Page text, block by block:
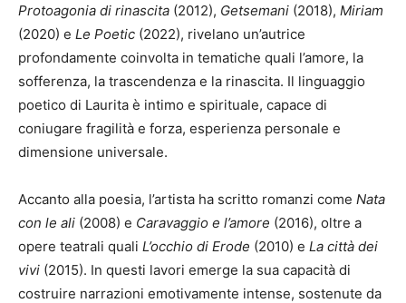
Protoagonia di rinascita (2012), Getsemani (2018), Miriam
(2020) e Le Poetic (2022), rivelano un’autrice
profondamente coinvolta in tematiche quali l’amore, la
sofferenza, la trascendenza e la rinascita. Il linguaggio
poetico di Laurita è intimo e spirituale, capace di
coniugare fragilità e forza, esperienza personale e
dimensione universale.
Accanto alla poesia, l’artista ha scritto romanzi come Nata
con le ali (2008) e Caravaggio e l’amore (2016), oltre a
opere teatrali quali L’occhio di Erode (2010) e La città dei
vivi (2015). In questi lavori emerge la sua capacità di
costruire narrazioni emotivamente intense, sostenute da